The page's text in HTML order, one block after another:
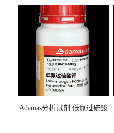
Adamas分析试剂 低氮过硫酸